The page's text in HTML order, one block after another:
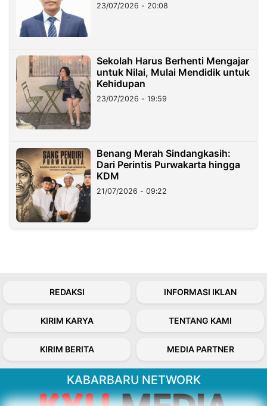
23/07/2026 - 20:08
Sekolah Harus Berhenti Mengajar
untuk Nilai, Mulai Mendidik untuk
Kehidupan
23/07/2026 - 19:59
Benang Merah Sindangkasih:
Dari Perintis Purwakarta hingga
KDM
21/07/2026 - 09:22
REDAKSI INFORMASI IKLAN
KIRIM KARYA TENTANG KAMI
KIRIM BERITA MEDIA PARTNER
KABARBARU NETWORK